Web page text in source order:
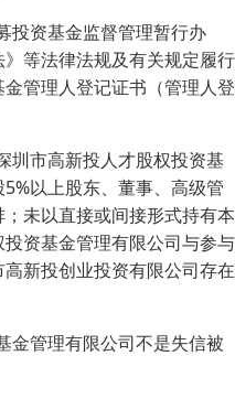
投资基金监督管理暂行办
等法律法规及有关规定履行
管理人登记证书（管理人登
圳市高新投人才股权投资基
以上股东、董事、高级管
未以直接或间接形式持有本
资基金管理有限公司与参与
新投创业投资有限公司存在
金管理有限公司不是失信被